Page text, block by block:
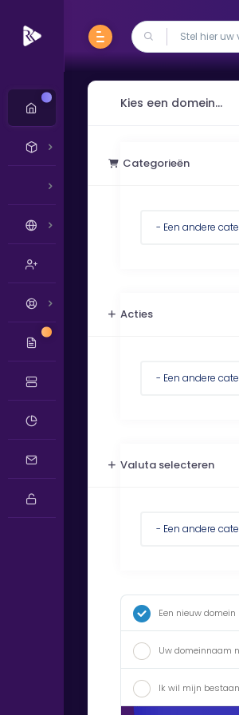
Nieuw
Nieuw
Kies een domein...
Categorieën
Acties
Valuta selecteren
Een nieuw
Uw domeinnaam
Ik wil mijn